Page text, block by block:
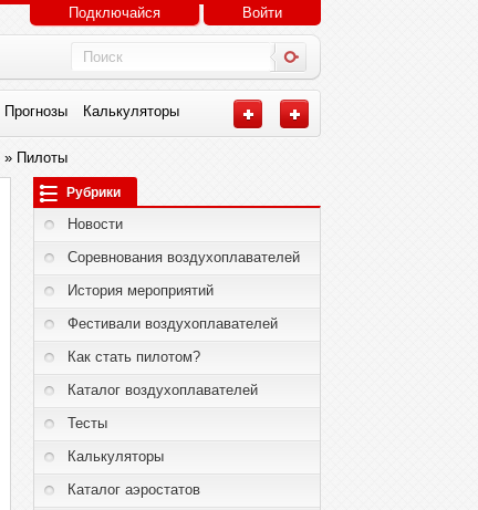
Подключайся Войти
Прогнозы Калькуляторы
» Пилоты
Рубрики
Новости
Соревнования воздухоплавателей
История мероприятий
Фестивали воздухоплавателей
Как стать пилотом?
Каталог воздухоплавателей
Тесты
Калькуляторы
Каталог аэростатов